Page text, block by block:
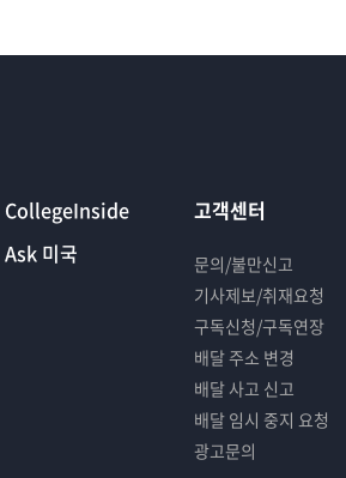
CollegeInside
Ask 미국
고객센터
문의/불만신고
기사제보/취재요청
구독신청/구독연장
배달 주소 변경
배달 사고 신고
배달 임시 중지 요청
광고문의